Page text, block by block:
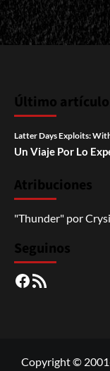
Último artículo
Latter Days Exploits:
Un Viaje Por Lo
Atribuciones
"Thunder" por
Seguinos
Facebook
RSS
Copyright ©